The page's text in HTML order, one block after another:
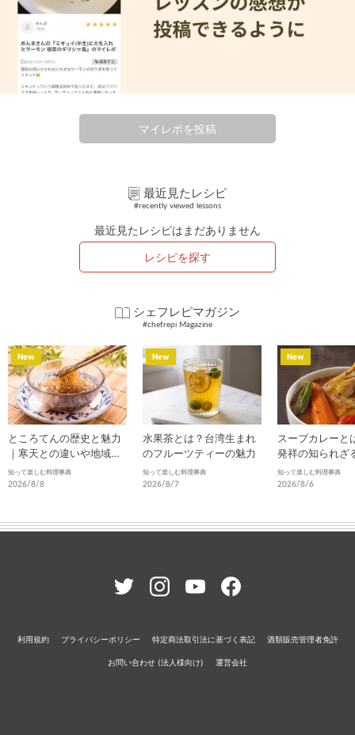
マイレポを投稿
最近見たレシピ
#recently viewed lessons
最近見たレシピはまだありません
レシピを探す
シェフレピマガジン
#chefrepi Magazine
ところてんの歴史と魅力
｜寒天との違いや地域ご
との食べ方
知って楽しむ料理事典
2026/8/8
New
水果茶とは？台湾生まれ
のフルーツティーの魅力
知って楽しむ料理事典
2026/8/7
New
スープカレーと
発祥の知られざ
進化
知って楽しむ料理事典
2026/8/6
New
利用規約 プライバシーポリシー 特定商法取引法に基づく表記 酒類販売管理者免許
お問い合わせ (法人様向け) 運営会社